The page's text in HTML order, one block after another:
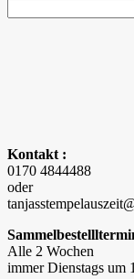
Kontakt :
0170 4844488
oder
Alle 2 Wochen
immer Dienstags um